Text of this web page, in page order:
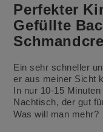
Perfekter
Gefüllte
Ein sehr schneller
er aus meiner Sicht
In nur 10-15
Nachtisch, der gut
Was will man mehr?